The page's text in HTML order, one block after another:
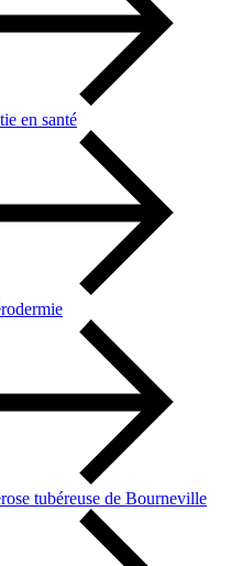
en santé
tubéreuse de Bourneville